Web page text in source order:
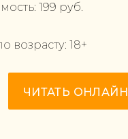
199 руб.
возрасту: 18+
ЧИТАТЬ ОНЛАЙН